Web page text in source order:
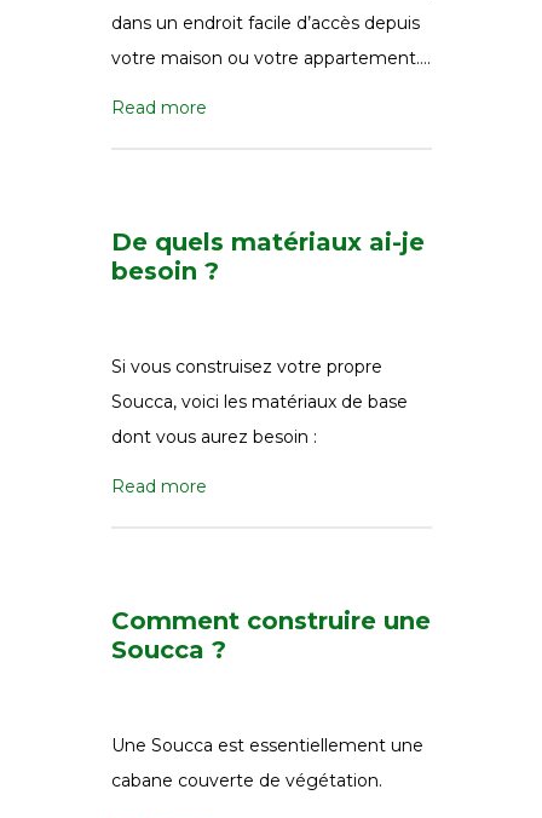
dans un endroit facile d’accès depuis
votre maison ou votre appartement….
Read more
De quels matériaux ai-je
besoin ?
Si vous construisez votre propre
Soucca, voici les matériaux de base
dont vous aurez besoin :
Read more
Comment construire une
Soucca ?
Une Soucca est essentiellement une
cabane couverte de végétation.